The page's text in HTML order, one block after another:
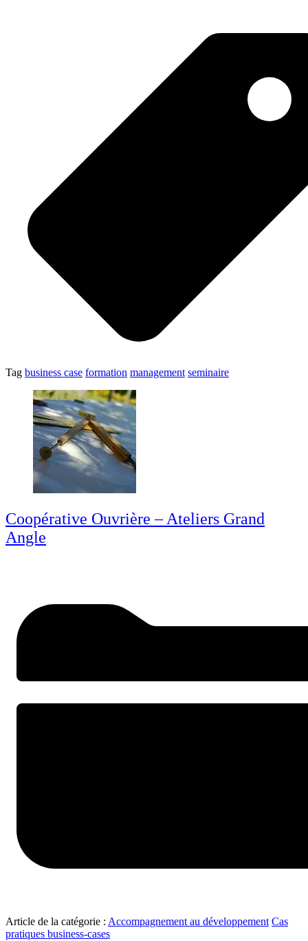
Tag business case formation management seminaire
Coopérative Ouvrière – Ateliers Grand
Angle
Article de la catégorie : Accompagnement au développement Cas
pratiques business-cases